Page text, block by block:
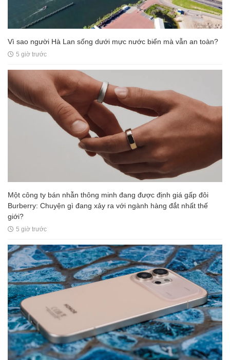
Vì sao người Hà Lan sống dưới mực nước biển mà vẫn an toàn?
5 giờ trước
Một công ty bán nhẫn thông minh đang được định giá gấp đôi
Burberry: Chuyện gì đang xảy ra với ngành hàng đắt nhất thế
giới?
5 giờ trước